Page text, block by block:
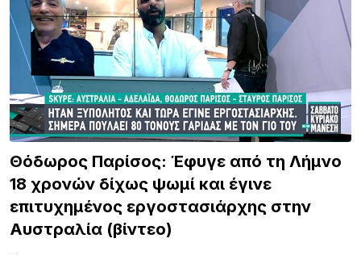
Θόδωρος Παρίσος: Έφυγε από τη Λήμνο
18 χρονών δίχως ψωμί και έγινε
επιτυχημένος εργοστασιάρχης στην
Αυστραλία (βίντεο)